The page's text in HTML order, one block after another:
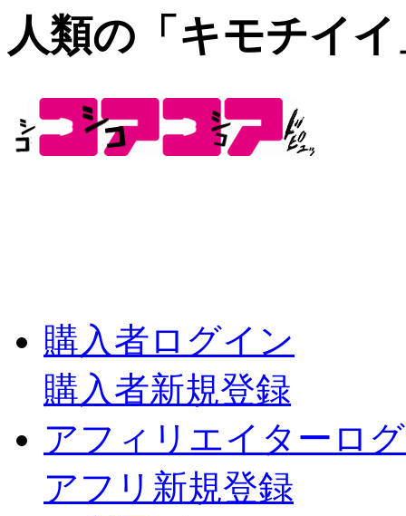
人類の「キモチイ
購入者ログイン
購入者新規登録
アフィリエイターロ
アフリ新規登録